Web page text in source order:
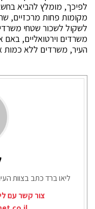
לפיכך, מומלץ להביא
מקומות פחות מרכזיים,
לשקול לשכור שטחי
משרדים וירטואליים,
העיר, משרדים ללא כמות
ליאו ברד כתב בצוות
צור קשר עם